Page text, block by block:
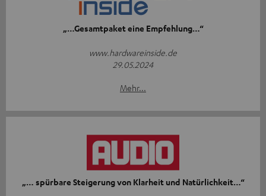
„…Gesamtpaket eine Empfehlung…“
www.hardwareinside.de
29.05.2024
Mehr...
„… spürbare Steigerung von Klarheit und Natürlichkeit…“